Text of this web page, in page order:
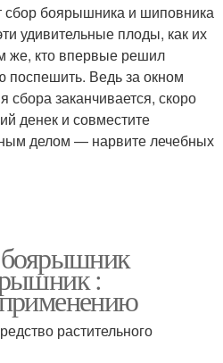
сбор боярышника и шиповника
удивительные плоды, как их
же, кто впервые решил
поспешить. Ведь за окном
сбора заканчивается, скоро
денек и совместите
делом — нарвите лечебных
боярышник
:
растительного